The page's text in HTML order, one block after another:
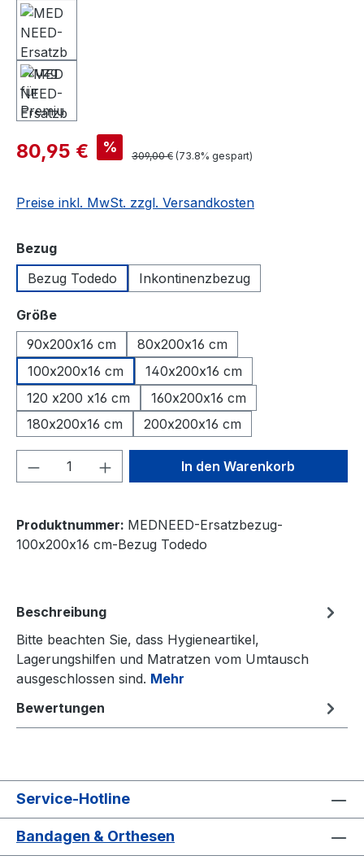
80,95 € %
309,00 € (73.8% gespart)
Preise inkl. MwSt. zzgl. Versandkosten
Bezugauswählen
Bezug Todedo
Inkontinenzbezug
Größeauswählen
90x200x16 cm
80x200x16 cm
100x200x16 cm
140x200x16 cm
120 x200 x16 cm
160x200x16 cm
180x200x16 cm
200x200x16 cm
Produkt Anzahl: Gib denIn den Warenkorb
Produktnummer: MEDNEED-Ersatzbezug-
100x200x16 cm-Bezug Todedo
Beschreibung
Bitte beachten Sie, dass Hygieneartikel,
Lagerungshilfen und Matratzen vom Umtausch
ausgeschlossen sind. Mehr
Bewertungen
Service-Hotline
Bandagen & Orthesen